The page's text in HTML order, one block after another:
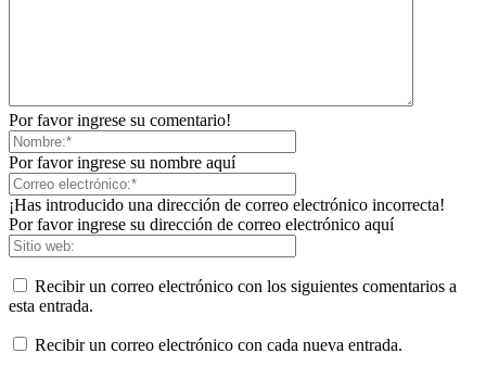
Por favor ingrese su comentario!
Por favor ingrese su nombre aquí
¡Has introducido una dirección de correo electrónico incorrecta!
Por favor ingrese su dirección de correo electrónico aquí
Recibir un correo electrónico con los siguientes comentarios a
esta entrada.
Recibir un correo electrónico con cada nueva entrada.